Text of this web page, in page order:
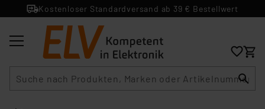
Kostenloser Standardversand ab 39 € Bestellwert